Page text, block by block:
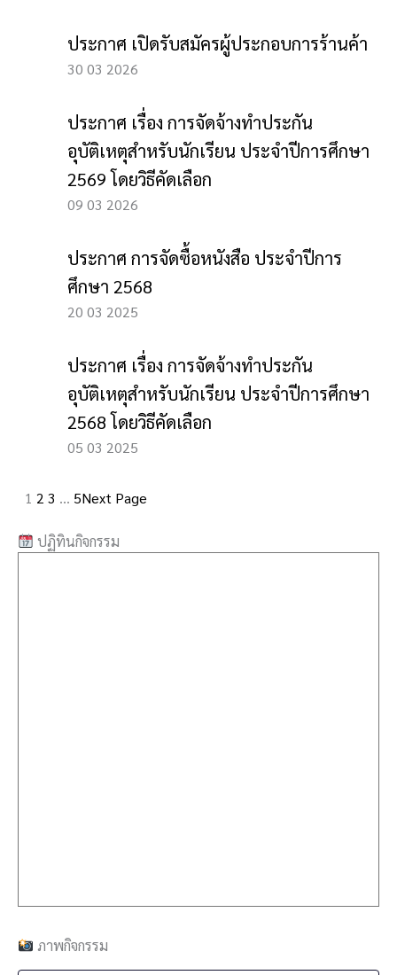
ประกาศ เปิดรับสมัครผู้ประกอบการร้านค้า
30 03 2026
ประกาศ เรื่อง การจัดจ้างทำประกัน
อุบัติเหตุสำหรับนักเรียน ประจำปีการศึกษา
2569 โดยวิธีคัดเลือก
09 03 2026
ประกาศ การจัดซื้อหนังสือ ประจำปีการ
ศึกษา 2568
20 03 2025
ประกาศ เรื่อง การจัดจ้างทำประกัน
อุบัติเหตุสำหรับนักเรียน ประจำปีการศึกษา
2568 โดยวิธีคัดเลือก
05 03 2025
1 2 3 … 5Next Page
ปฏิทินกิจกรรม
ภาพกิจกรรม